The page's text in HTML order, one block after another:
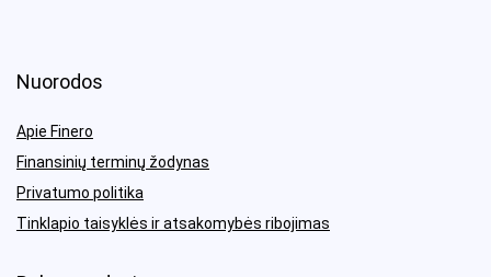
Nuorodos
Apie Finero
Finansinių terminų žodynas
Privatumo politika
Tinklapio taisyklės ir atsakomybės ribojimas